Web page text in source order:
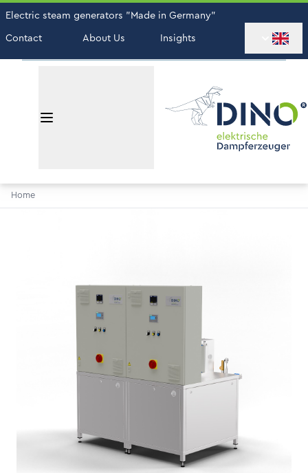
Electric steam generators "Made in Germany"
Contact
About Us Insights
Home